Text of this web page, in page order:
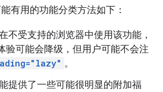
有用的功能分类方法如下：
不受支持的浏览器中使用该功能，
验可能会降级，但用户可能不会注
。
提供了一些可能很明显的附加福